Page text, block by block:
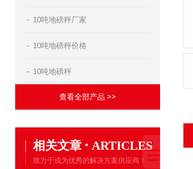
10吨地磅秤厂家
10吨地磅秤价格
10吨地磅秤
查看全部产品 >>
相关文章 · ARTICLES
致力于成为优秀的解决方案供应商！